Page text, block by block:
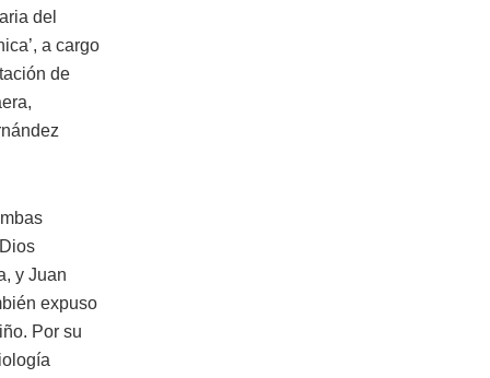
del
a cargo
de
y Juan
expuso
Por su